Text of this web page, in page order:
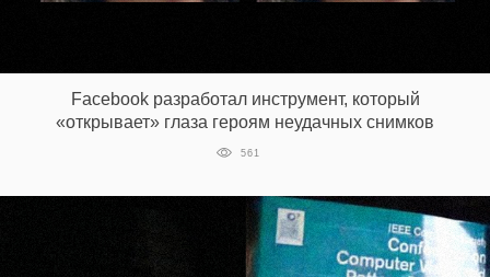
Facebook разработал инструмент, который
«открывает» глаза героям неудачных снимков
561